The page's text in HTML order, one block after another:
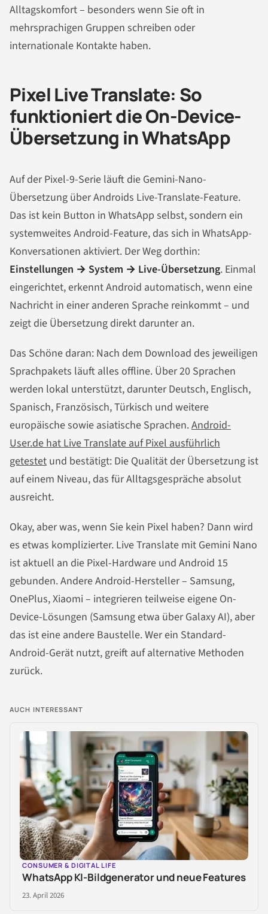
Alltagskomfort – besonders wenn Sie oft in
mehrsprachigen Gruppen schreiben oder
internationale Kontakte haben.
Pixel Live Translate: So
funktioniert die On-Device-
Übersetzung in WhatsApp
Auf der Pixel-9-Serie läuft die Gemini-Nano-
Übersetzung über Androids Live-Translate-Feature.
Das ist kein Button in WhatsApp selbst, sondern ein
systemweites Android-Feature, das sich in WhatsApp-
Konversationen aktiviert. Der Weg dorthin:
Einstellungen → System → Live-Übersetzung. Einmal
eingerichtet, erkennt Android automatisch, wenn eine
Nachricht in einer anderen Sprache reinkommt – und
zeigt die Übersetzung direkt darunter an.
Das Schöne daran: Nach dem Download des jeweiligen
Sprachpakets läuft alles offline. Über 20 Sprachen
werden lokal unterstützt, darunter Deutsch, Englisch,
Spanisch, Französisch, Türkisch und weitere
europäische sowie asiatische Sprachen.Android-
User.de hat Live Translate auf Pixel ausführlich
getestet und bestätigt: Die Qualität der Übersetzung ist
auf einem Niveau, das für Alltagsgespräche absolut
ausreicht.
Okay, aber was, wenn Sie kein Pixel haben? Dann wird
es etwas komplizierter. Live Translate mit Gemini Nano
ist aktuell an die Pixel-Hardware und Android 15
gebunden. Andere Android-Hersteller – Samsung,
OnePlus, Xiaomi – integrieren teilweise eigene On-
Device-Lösungen (Samsung etwa über Galaxy AI), aber
das ist eine andere Baustelle. Wer ein Standard-
Android-Gerät nutzt, greift auf alternative Methoden
zurück.
AUCH INTERESSANT
CONSUMER & DIGITAL LIFE
WhatsApp KI-Bildgenerator und neue Features
23. April 2026